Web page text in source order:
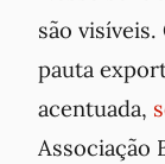
são
pauta
acentuada,
Associação